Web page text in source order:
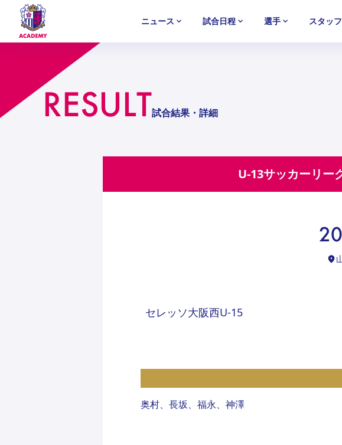
ニュース
ニュース
U-12
試合日程
試合日程
U-12
選手
選手
U-12
スタッフ
セレクション
RESULT試合結果・詳細
U-13サッカーリー
セレッソ大阪西U-15
奥村、長坂、福永、神澤